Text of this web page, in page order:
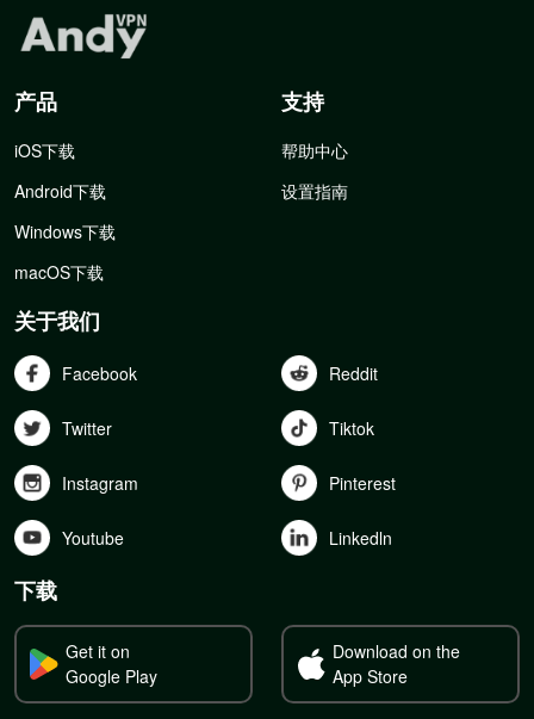
产品
iOS下载
Android下载
Windows下载
macOS下载
支持
帮助中心
设置指南
关于我们
Facebook Reddit
Twitter Tiktok
Instagram Pinterest
Youtube Linkedln
下载
Get it on
Google Play
Download on the
App Store